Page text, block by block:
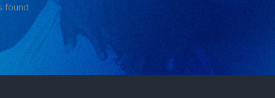
found